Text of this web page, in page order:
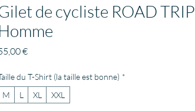
de cycliste ROAD TRIP
Homme
€Prix
du T-Shirt (la taille est bonne) *
M
L XL XXL